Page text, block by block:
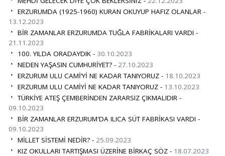
ERZURUMDA (1925-1960) KURAN OKUYUP HAFIZ OLANLAR -
13.12.2023
BİR ZAMANLAR ERZURUMDA TUĞLA FABRİKALARI VARDI -
21.11.2023
100. YILDA ORADAYDIK - 30.10.2023
NEDEN YAŞASIN CUMHURİYET? - 27.10.2023
ERZURUM ULU CAMİ’Yİ NE KADAR TANIYORUZ - 18.10.2023
ERZURUM ULU CAMİYİ NE KADAR TANIYORUZ - 13.10.2023
TÜRKİYE ATEŞ ÇEMBERİNDEN ZARARSIZ ÇIKMALIDIR -
09.10.2023
BİR ZAMANLAR ERZURUM'DA ILICA SÜT FABRİKASI VARDI -
09.10.2023
MİLLET SİSTEMİ NEDİR? - 25.09.2023
KIZ OKULLARI TARTIŞMASI ÜZERİNE BİRKAÇ SÖZ - 18.07.2023